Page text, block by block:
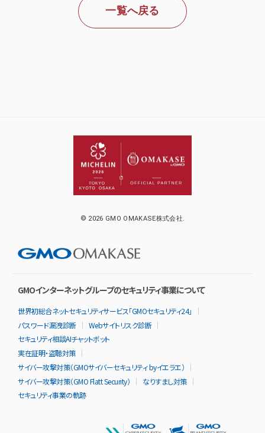
一覧へ戻る
© 2026 GMO OMAKASE株式会社.
GMOインターネットグループのセキュリティ事業について
世界初総合ネットセキュリティサービス「GMOセキュリティ24」
パスワード漏洩診断
Webサイトリスク診断
セキュリティ相談AIチャットボット
実在証明・盗聴対策
サイバー攻撃対策（GMOサイバーセキュリティ byイエラエ）
サイバー攻撃対策（GMO Flatt Security）
なりすまし対策
セキュリティ事業の軌跡